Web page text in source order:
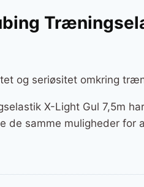
og seriøsitet omkring
X-Light Gul 7,5m
de samme muligheder